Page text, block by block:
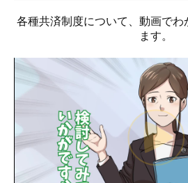
料金案内
事務所概要
スタッフ紹介
業務提携のご案内
各種共済制度について、動画でわ
ます。